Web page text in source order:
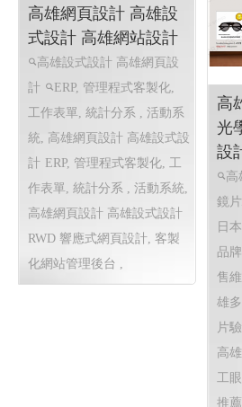
高雄網頁設計 高雄設
式設計 高雄網站設計
高雄設式設計 高雄網頁設
計
ERP, 管理程式客製化,
工作表單, 統計分系 , 活動系
統, 高雄網頁設計 高雄設式設
計 ERP, 管理程式客製化, 工
作表單, 統計分系 , 活動系統,
高雄網頁設計 高雄設式設計
RWD 響應式網頁設計, 客製
化網站管理後台 ,
高
光
設
高
鏡
日
品
售
雄
片
高
工
推